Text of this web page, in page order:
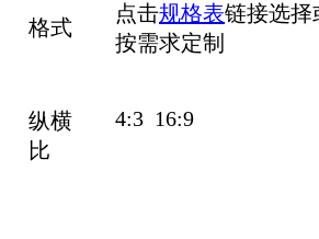
格式
点击规格表链接选择
按需求定制
纵横
比
4:3 16:9